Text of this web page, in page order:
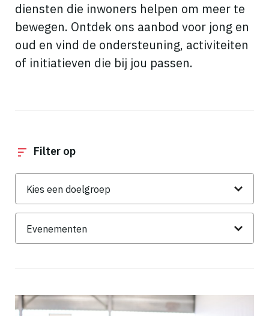
diensten die inwoners helpen om meer te
bewegen. Ontdek ons aanbod voor jong en
oud en vind de ondersteuning, activiteiten
of initiatieven die bij jou passen.
Filter op
Doelgroep
Thema